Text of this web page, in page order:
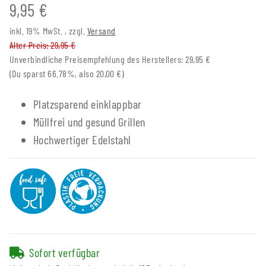
9,95 €
inkl. 19% MwSt. , zzgl. Versand
Alter Preis: 29,95 €
Unverbindliche Preisempfehlung des Herstellers:29,95 €
(Du sparst66.78%, also 20,00 €)
Platzsparend einklappbar
Müllfrei und gesund Grillen
Hochwertiger Edelstahl
Sofort verfügbar